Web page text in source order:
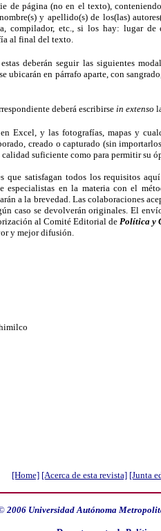
de página (no en el texto),
y apellido(s) de los(las)
compilador, etc., si los hay: lugar
al final del texto.
deberán seguir las siguientes
ubicarán en párrafo aparte, con
deberá escribirse in extenso
Excel, y las fotografías, mapas y
creado o capturado (sin
suficiente como para permitir su
satisfagan todos los requisitos
especialistas en la materia con el
a la brevedad. Las colaboraciones
caso se devolverán originales. El
al Comité Editorial dePolítica y
y mejor difusión.
[Home] [Acerca de esta revista] [Junta
2006 Universidad Autónoma